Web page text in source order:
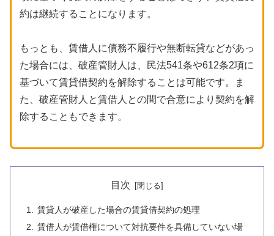
約は継続することになります。
もっとも、賃借人に債務不履行や無断転貸などがあっ
た場合には、破産管財人は、民法541条や612条2項に
基づいて賃貸借契約を解除することは可能です。ま
た、破産管財人と賃借人との間で合意により契約を解
除することもできます。
目次
賃貸人が破産した場合の賃貸借契約の処理
賃借人が賃借権について対抗要件を具備していない場